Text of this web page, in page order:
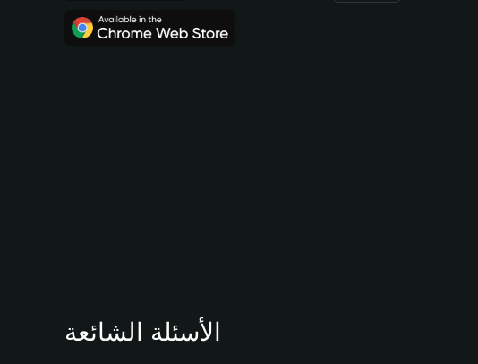
الأسئلة الشائعة